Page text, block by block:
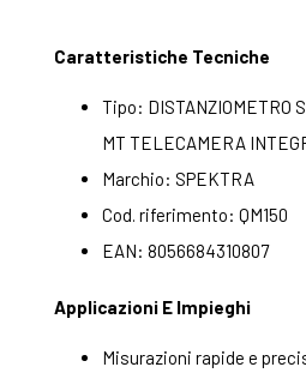
Caratteristiche Tecniche
Tipo: DISTANZIOMETRO
MT TELECAMERA
Marchio: SPEKTRA
Cod. riferimento: QM150
EAN: 8056684310807
Applicazioni E Impieghi
Misurazioni rapide e